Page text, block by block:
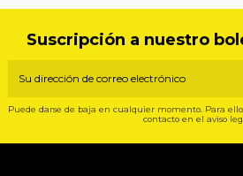
Suscripción a nuestro
Puede darse de baja en cualquier momento. Para
contacto en el aviso